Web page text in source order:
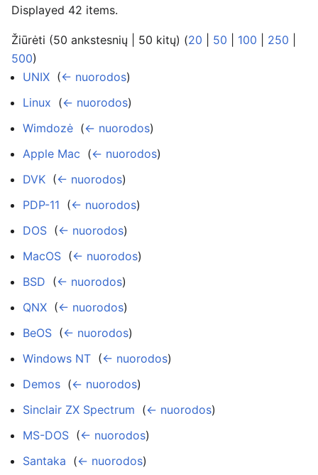
Displayed 42 items.
Žiūrėti (50 ankstesnių | 50 kitų) (20 50 100 250
500)
UNIX (← nuorodos)
Linux (← nuorodos)
Wimdozė (← nuorodos)
Apple Mac (← nuorodos)
DVK (← nuorodos)
PDP-11 (← nuorodos)
DOS (← nuorodos)
MacOS (← nuorodos)
BSD (← nuorodos)
QNX (← nuorodos)
BeOS (← nuorodos)
Windows NT (← nuorodos)
Demos (← nuorodos)
Sinclair ZX Spectrum (← nuorodos)
MS-DOS (← nuorodos)
Santaka (← nuorodos)